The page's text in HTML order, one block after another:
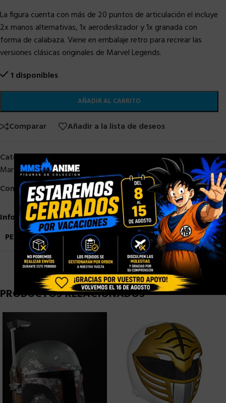
La figura cuenta con más de 20 puntos de articulación el incluye
2x manos alternativas, 1x aerodeslizador y 1x granada con
forma de calabaza. Viene en embalaje retro para recrear las
versiones clásicas originales de Marvel Legends.
1 disponibles
AÑADIR AL CARRITO
Comparar Añadir a la lista de deseos
Categorías:HASBRO,HASBRO MARVEL,HASBRO STOCK,
Marvel Legends Series,STOCK/DISPONIBLE ,SUPERHEROES
Compartir:
Información adicional
PESO
0,9 kg
PRODUCTOS RELACIONADOS
×